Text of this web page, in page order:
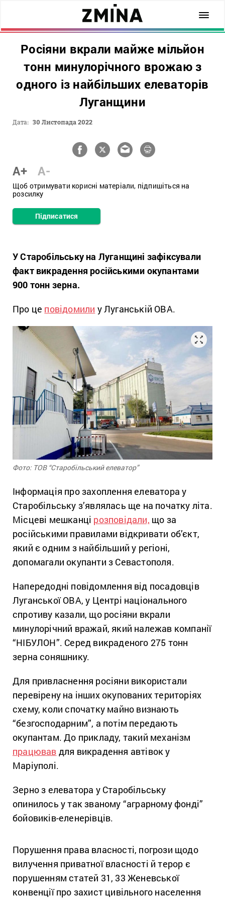
Росіяни вкрали майже мільйон
тонн минулорічного врожаю з
одного із найбільших елеваторів
Луганщини
Дата: 30 Листопада 2022
A+ A-
Щоб отримувати корисні матеріали, підпишіться на
розсилку
Підписатися
У Старобільську на Луганщині зафіксували
факт викрадення російськими окупантами
900 тонн зерна.
Про це повідомили у Луганській ОВА.
Фото: ТОВ “Старобільський елеватор”
Інформація про захоплення елеватора у
Старобільську з’являлась ще на початку літа.
Місцеві мешканці розповідали, що за
російськими правилами відкривати об’єкт,
який є одним з найбільший у регіоні,
допомагали окупанти з Севастополя.
Напередодні повідомлення від посадовців
Луганської ОВА, у Центрі національного
спротиву казали, що росіяни вкрали
минулорічний вражай, який належав компанії
“НІБУЛОН”. Серед викраденого 275 тонн
зерна соняшнику.
Для привласнення росіяни використали
перевірену на інших окупованих територіях
схему, коли спочатку майно визнають
“безгосподарним”, а потім передають
окупантам. До прикладу, такий механізм
працював для викрадення автівок у
Маріуполі.
Зерно з елеватора у Старобільську
опинилось у так званому “аграрному фонді”
бойовиків-еленерівців.
Порушення права власності, погрози щодо
вилучення приватної власності й терор є
порушенням статей 31, 33 Женевської
конвенції про захист цивільного населення